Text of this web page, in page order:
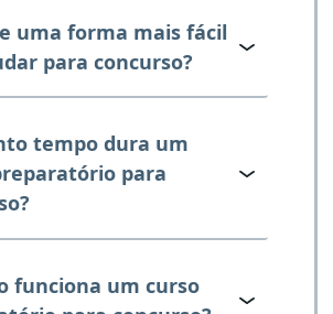
uma forma mais fácil
para concurso?
tempo dura um
para
funciona um curso